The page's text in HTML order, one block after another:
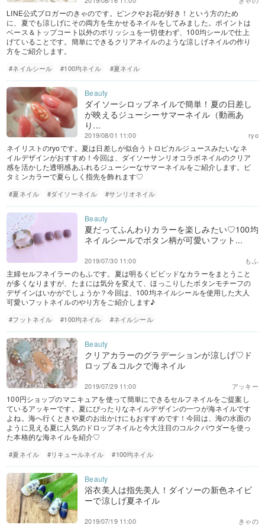
LINE公式ブロガーのきゃのです。ピンクやお花が好き！という方のため
に、夏でも涼しげにその両方を生かせるネイルをしてみました。ポイントは
ベース＆トップコート以外のポリッシュを一切使わず、100均シールで仕上
げていることです。簡単にできるクリアネイルのような涼しげネイルの作り
方をご紹介します。
#ネイルシール #100均ネイル #夏ネイル
ダイソーシロップネイルで簡単！夏の日差し
が映えるジューシーサマーネイル（動画あ
り...
ryo
2019/08/01 11:00
ネイリストのryoです。夏は日差しが似合うトロピカルジュースみたいなネ
イルデザインがおすすめ！今回は、ダイソーサンリオコラボネイルのクリア
感を活かした透明感あふれるジューシーなサマーネイルをご紹介します。ビ
タミンカラーで夏らしく指先を飾れます♡
#夏ネイル #ダイソーネイル #サンリオネイル
夏だってふんわりカラーを楽しみたい♡100均
ネイルシールでボタン柄が可愛いフット...
もふ
2019/07/30 11:00
主婦セルフネイラーのもふです。夏は明るくビビッドなカラーをまとうこと
が多くなりますが、たまには気分を変えて、ほっこりしたボタンモチーフの
デザインはいかがでしょうか？今回は、100均ネイルシールを使用した大人
可愛いフットネイルのやり方をご紹介します♪
#フットネイル #100均ネイル #ネイルシール
クリアカラーのグラデーションが涼しげ♡ド
ロップ＆コルクで海ネイル
アッキー
2019/07/29 11:00
100円ショップのマニキュアを使って簡単にできるセルフネイルをご提案し
ているアッキーです。夏にぴったりなネイルデザインの一つが海ネイルです
よね。海へ行くときや夏のお出かけにもおすすめです！今回は、海の水面の
ように見える夏に人気のドロップネイルと今大注目のコルクパウダーを使っ
た本格的な海ネイルを紹介♡
#夏ネイル #リキュールネイル #100均ネイル
浴衣美人は指先美人！ダイソーの新色ネイビ
ーで涼しげ夏ネイル
きゃの
2019/07/19 11:00